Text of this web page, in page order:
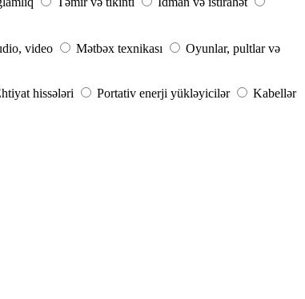
video Mətbəx texnikası
Oyunlar, pultlar və
hissələri Portativ enerji yükləyicilər
Kabellər